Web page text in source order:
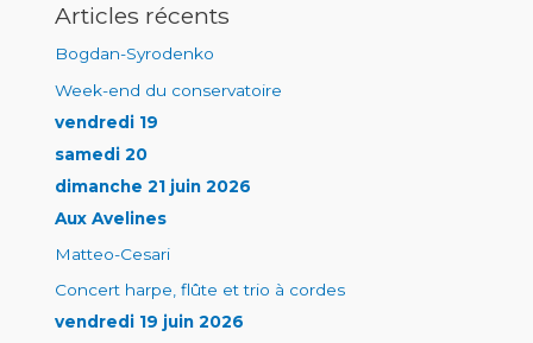
Articles récents
Bogdan-Syrodenko
Week-end du conservatoire
vendredi 19
samedi 20
dimanche 21 juin 2026
Aux Avelines
Matteo-Cesari
Concert harpe, flûte et trio à cordes
vendredi 19 juin 2026